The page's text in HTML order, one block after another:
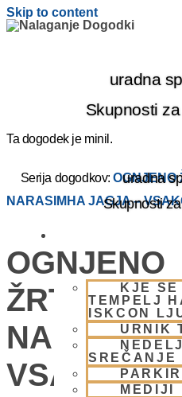
Skip to content
uradna
Skupnosti
uradna
Skupnosti
KJE
TEMPELJ
ISKCON
URNIK
SREČANJE
MEDIJI
Ta dogodek je minil.
Serija dogodkov:OGNJENO
NARASIMHA JAGJA –
OGNJENO
VSAKO